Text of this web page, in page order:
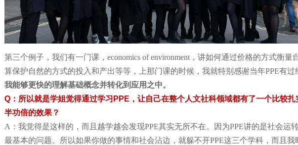
第三个例子，我们有一门课，economics of environment，讲如何通过价格的方式衡量
算保护自然的方式的投入和产出等等，上那门课的时候，我就特别感谢当年PPE有过
我能够更快的理解基础概念并转化到应用之中。
Q ：所以就是学姐觉得通过学习PPE，让自己在整个人文社科领域都有了一个比较
半功倍的效果？
A：我觉得是这样的，而且越学越会发现PPE其实无所不在。因为PPE讲的是社会运
最基本的问题。所以如果你做的事情和社会沾边，就躲不开PPE这三个学科，而且